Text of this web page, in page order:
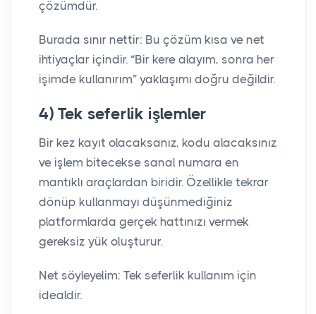
çözümdür.
Burada sınır nettir: Bu çözüm kısa ve net
ihtiyaçlar içindir. “Bir kere alayım, sonra her
işimde kullanırım” yaklaşımı doğru değildir.
4) Tek seferlik işlemler
Bir kez kayıt olacaksanız, kodu alacaksınız
ve işlem bitecekse sanal numara en
mantıklı araçlardan biridir. Özellikle tekrar
dönüp kullanmayı düşünmediğiniz
platformlarda gerçek hattınızı vermek
gereksiz yük oluşturur.
Net söyleyelim: Tek seferlik kullanım için
idealdir.